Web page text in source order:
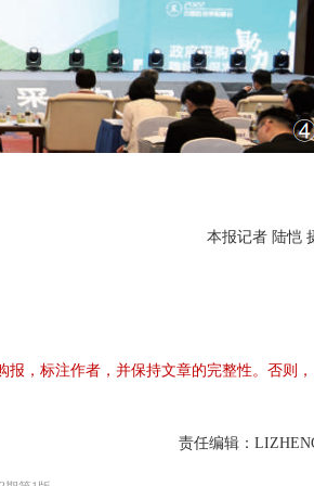
本报记者 陆恺
，标注作者，并保持文章的完整性。否则，
责任编辑：